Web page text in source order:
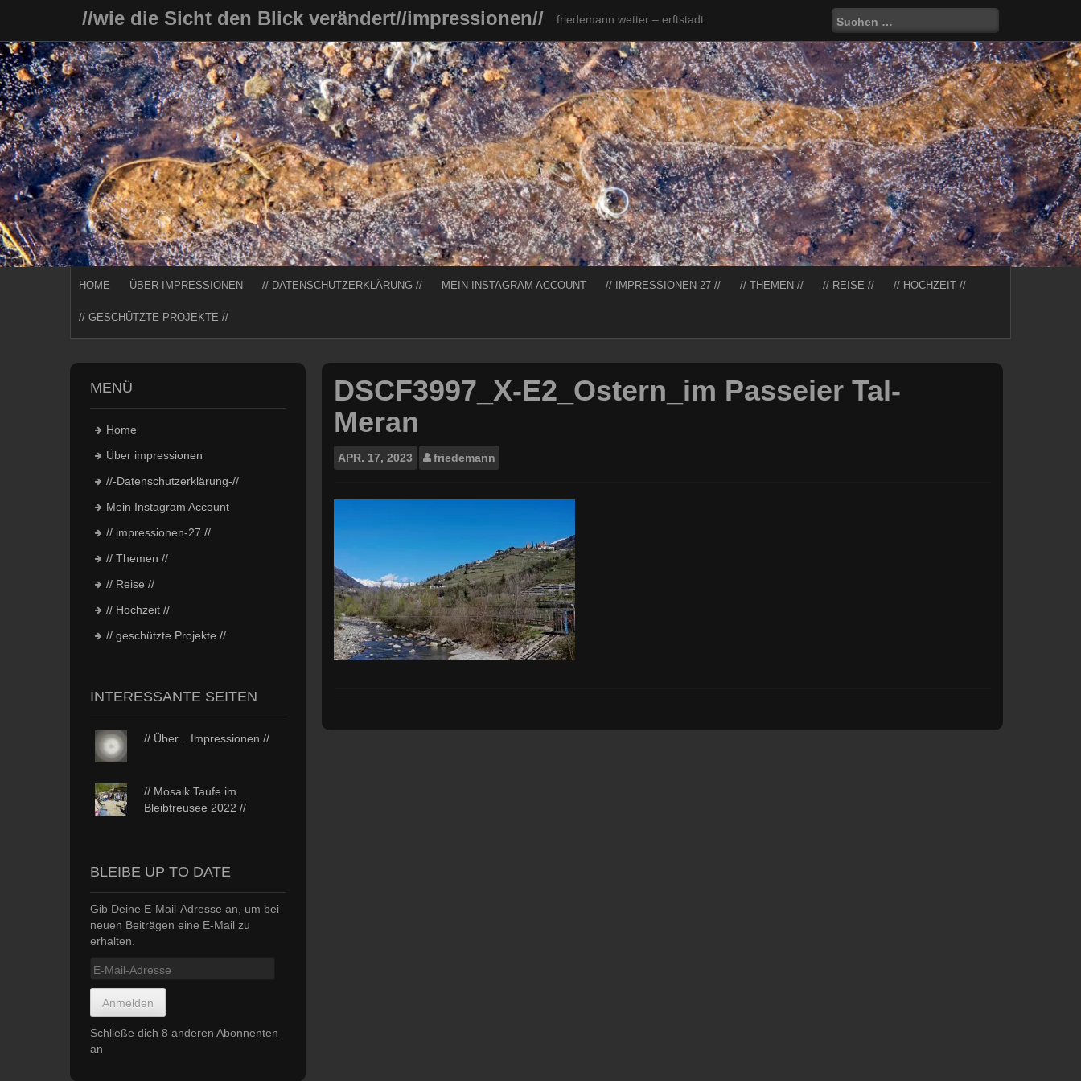
content
//wie die Sicht den Blick verändert//impressionen// friedemann wetter – erftstadt
Suchen
nach:
HOME ÜBER IMPRESSIONEN //-DATENSCHUTZERKLÄRUNG-// MEIN INSTAGRAM ACCOUNT // IMPRESSIONEN-27 // // THEMEN // // REISE // // HOCHZEIT //
// GESCHÜTZTE PROJEKTE //
DSCF3997_X-E2_Ostern_im Passeier Tal-
Meran
APR. 17, 2023 friedemann
MENÜ
Home
Über impressionen
//-Datenschutzerklärung-//
Mein Instagram Account
// impressionen-27 //
// Themen //
// Reise //
// Hochzeit //
// geschützte Projekte //
INTERESSANTE SEITEN
// Über... Impressionen //
// Mosaik Taufe im
Bleibtreusee 2022 //
BLEIBE UP TO DATE
Gib Deine E-Mail-Adresse an, um bei
neuen Beiträgen eine E-Mail zu
erhalten.
E-
Adresse
Anmelden
Schließe dich 8 anderen Abonnenten
an